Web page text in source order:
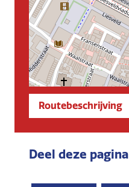
Routebeschrijving
Deel deze pagina